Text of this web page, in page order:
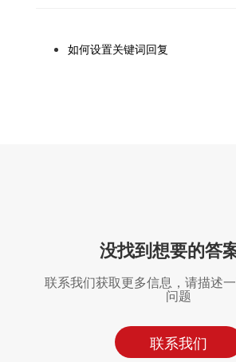
如何设置关键词回复
没找到想要的答
联系我们获取更多信息，请描述
问题
联系我们